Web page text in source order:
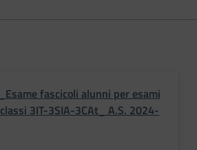
fascicoli alunni per esami
3IT-3SIA-3CAt_ A.S. 2024-